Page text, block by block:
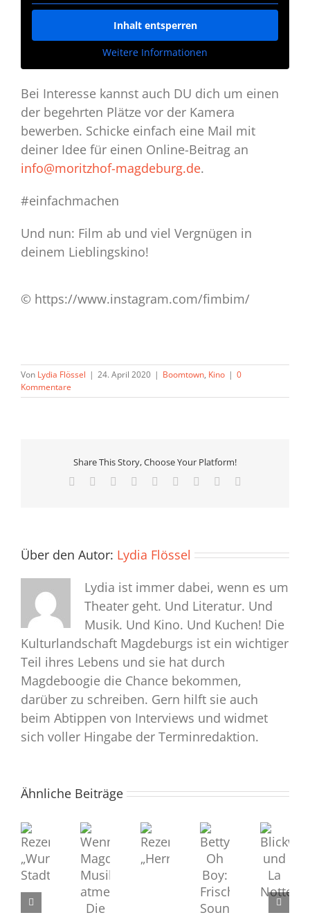
Inhalt entsperren
Weitere Informationen
Bei Interesse kannst auch DU dich um einen
der begehrten Plätze vor der Kamera
bewerben. Schicke einfach eine Mail mit
deiner Idee für einen Online-Beitrag an
info@moritzhof-magdeburg.de.
#einfachmachen
Und nun: Film ab und viel Vergnügen in
deinem Lieblingskino!
© https://www.instagram.com/fimbim/
Von Lydia Flössel | 24. April 2020 | Boomtown, Kino | 0
Kommentare
Share This Story, Choose Your Platform!
Facebook Reddit LinkedInWhatsApp
TumblrPinterest
Über den Autor: Lydia Flössel
Lydia ist immer dabei, wenn es um
Theater geht. Und Literatur. Und
Musik. Und Kino. Und Kuchen! Die
Kulturlandschaft Magdeburgs ist ein wichtiger
Teil ihres Lebens und sie hat durch
Magdeboogie die Chance bekommen,
darüber zu schreiben. Gern hilft sie auch
beim Abtippen von Interviews und widmet
sich voller Hingabe der Terminredaktion.
Ähnliche Beiträge
Rezension
„Wunde
Wenn
Magdeburg
Betty
Blickwechsel